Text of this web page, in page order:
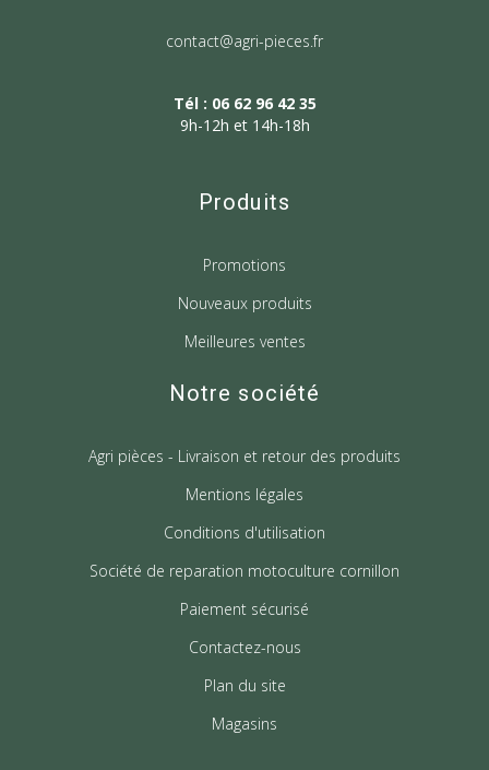
contact@agri-pieces.fr
Tél : 06 62 96 42 35
9h-12h et 14h-18h
Produits
Promotions
Nouveaux produits
Meilleures ventes
Notre société
Agri pièces - Livraison et retour des produits
Mentions légales
Conditions d'utilisation
Société de reparation motoculture cornillon
Paiement sécurisé
Contactez-nous
Plan du site
Magasins